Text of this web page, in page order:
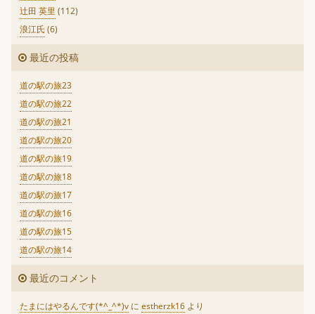
辻田 英里 (112)
浪江氏 (6)
最近の投稿
道の駅の旅23
道の駅の旅22
道の駅の旅21
道の駅の旅20
道の駅の旅19
道の駅の旅18
道の駅の旅17
道の駅の旅16
道の駅の旅15
道の駅の旅14
最近のコメント
たまにはやるんです(*^_^*)v に estherzk16 より